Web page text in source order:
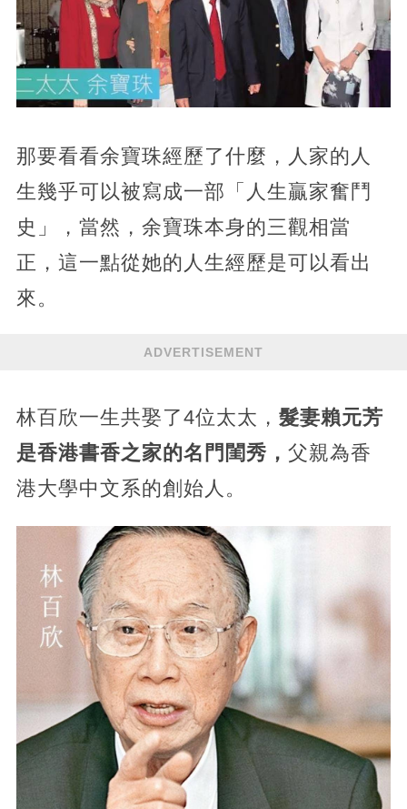
那要看看余寶珠經歷了什麼，人家的人
生幾乎可以被寫成一部「人生贏家奮鬥
史」，當然，余寶珠本身的三觀相當
正，這一點從她的人生經歷是可以看出
來。
ADVERTISEMENT
林百欣一生共娶了4位太太， 髮妻賴元芳
是香港書香之家的名門閨秀， 父親為香
港大學中文系的創始人。